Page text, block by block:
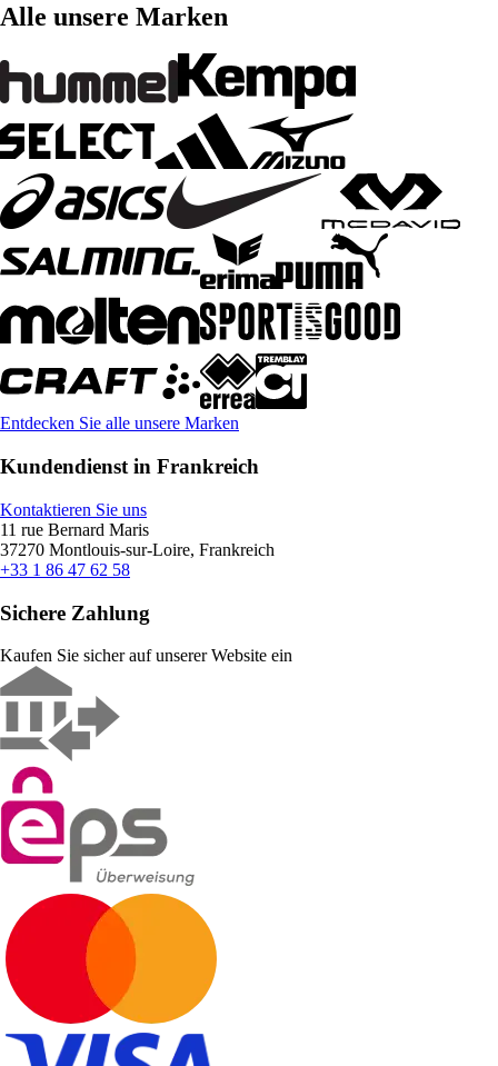
Alle unsere Marken
Entdecken Sie alle unsere Marken
Kundendienst in Frankreich
Kontaktieren Sie uns
11 rue Bernard Maris
37270 Montlouis-sur-Loire, Frankreich
+33 1 86 47 62 58
Sichere Zahlung
Kaufen Sie sicher auf unserer Website ein